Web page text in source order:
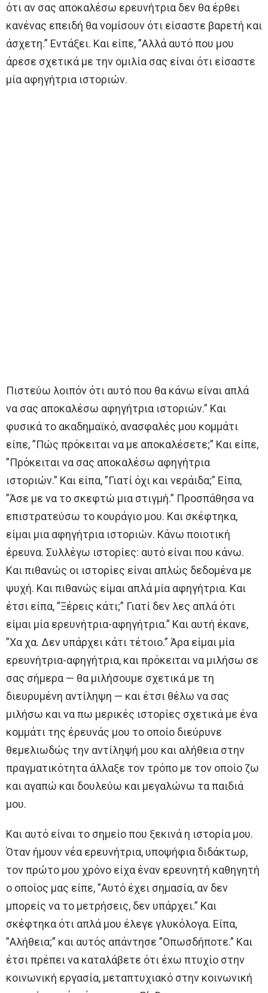
ότι αν σας αποκαλέσω ερευνήτρια δεν θα έρθει
κανένας επειδή θα νομίσουν ότι είσαστε βαρετή και
άσχετη.” Εντάξει. Και είπε, ”Αλλά αυτό που μου
άρεσε σχετικά με την ομιλία σας είναι ότι είσαστε
μία αφηγήτρια ιστοριών.
Πιστεύω λοιπόν ότι αυτό που θα κάνω είναι απλά
να σας αποκαλέσω αφηγήτρια ιστοριών.” Και
φυσικά το ακαδημαϊκό, ανασφαλές μου κομμάτι
είπε, ”Πώς πρόκειται να με αποκαλέσετε;” Και είπε,
”Πρόκειται να σας αποκαλέσω αφηγήτρια
ιστοριών.” Και είπα, ”Γιατί όχι και νεράιδα;” Είπα,
”Άσε με να το σκεφτώ μια στιγμή.” Προσπάθησα να
επιστρατεύσω το κουράγιο μου. Και σκέφτηκα,
είμαι μια αφηγήτρια ιστοριών. Κάνω ποιοτική
έρευνα. Συλλέγω ιστορίες: αυτό είναι που κάνω.
Και πιθανώς οι ιστορίες είναι απλώς δεδομένα με
ψυχή. Και πιθανώς είμαι απλά μία αφηγήτρια. Και
έτσι είπα, ”Ξέρεις κάτι;” Γιατί δεν λες απλά ότι
είμαι μία ερευνήτρια-αφηγήτρια.” Και αυτή έκανε,
”Χα χα. Δεν υπάρχει κάτι τέτοιο.” Άρα είμαι μία
ερευνήτρια-αφηγήτρια, και πρόκειται να μιλήσω σε
σας σήμερα — θα μιλήσουμε σχετικά με τη
διευρυμένη αντίληψη — και έτσι θέλω να σας
μιλήσω και να πω μερικές ιστορίες σχετικά με ένα
κομμάτι της έρευνάς μου το οποίο διεύρυνε
θεμελιωδώς την αντίληψή μου και αλήθεια στην
πραγματικότητα άλλαξε τον τρόπο με τον οποίο ζω
και αγαπώ και δουλεύω και μεγαλώνω τα παιδιά
μου.
Και αυτό είναι το σημείο που ξεκινά η ιστορία μου.
Όταν ήμουν νέα ερευνήτρια, υποψήφια διδάκτωρ,
τον πρώτο μου χρόνο είχα έναν ερευνητή καθηγητή
ο οποίος μας είπε, ”Αυτό έχει σημασία, αν δεν
μπορείς να το μετρήσεις, δεν υπάρχει.” Και
σκέφτηκα ότι απλά μου έλεγε γλυκόλογα. Είπα,
”Αλήθεια;” και αυτός απάντησε ”Οπωσδήποτε.” Και
έτσι πρέπει να καταλάβετε ότι έxω πτυχίο στην
κοινωνική εργασία, μεταπτυχιακό στην κοινωνική